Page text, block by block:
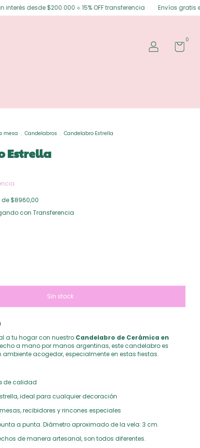
⟡ 15% OFF transferencia Envíos gratis en Posadas ⟡
0
mesa . Candelabros . Candelabro Estrella
Estrella
de $8960,00
con Transferencia
a tu hogar con nuestro Candelabro de Cerámica en
a mano por manos argentinas, este candelabro es
ambiente acogedor, especialmente en estas fiestas.
de calidad
ideal para cualquier decoración
recibidores y rincones especiales
a punta. Diámetro aproximado de la vela: 3 cm.
de manera artesanal, son todos diferentes.